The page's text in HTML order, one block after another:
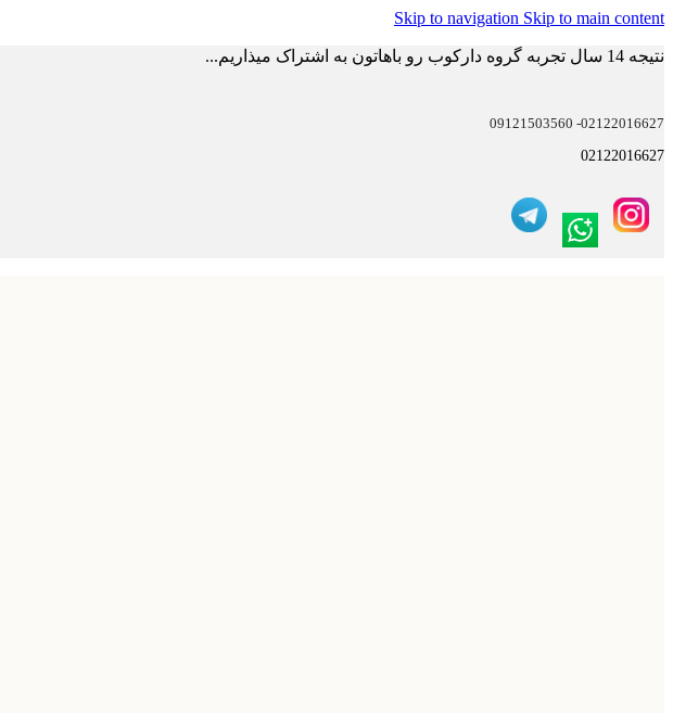
Skip to navigation Skip to main content
نتیجه 14 سال تجربه گروه دارکوب رو باهاتون به اشتراک میذاریم...
02122016627- 09121503560
02122016627